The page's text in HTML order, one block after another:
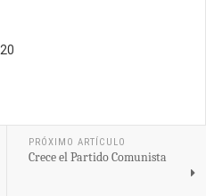
PRÓXIMO ARTÍCULO
Crece el Partido Comunista